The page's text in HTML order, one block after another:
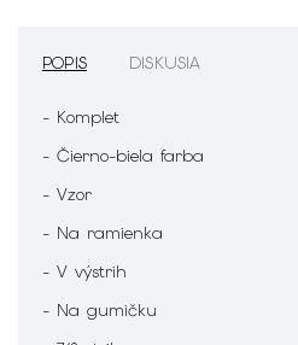
POPIS DISKUSIA
- Komplet
- Čierno-biela farba
- Vzor
- Na ramienka
- V výstrih
- Na gumičku